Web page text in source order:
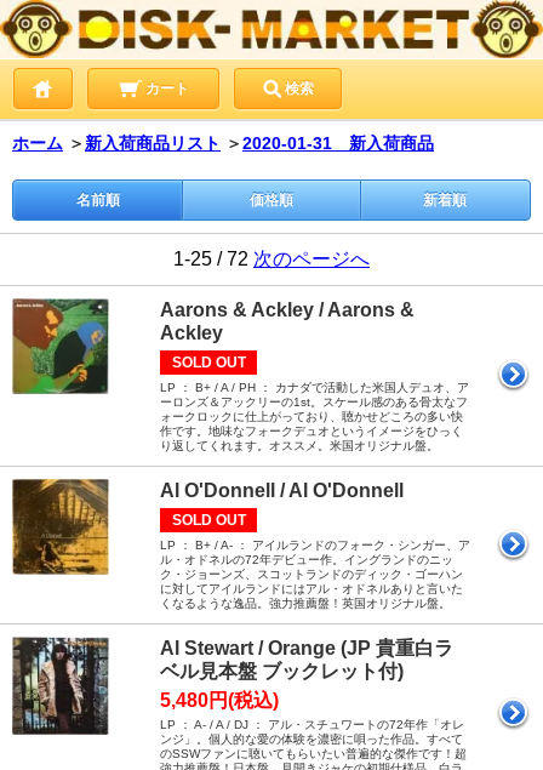
カート 検索
ホーム ＞ 新入荷商品リスト ＞2020-01-31 新入荷商品
名前順 価格順 新着順
1-25 / 72 次のページへ
Aarons & Ackley / Aarons &
Ackley
SOLD OUT
LP ： B+ / A / PH ： カナダで活動した米国人デュオ、ア
ーロンズ＆アックリーの1st。スケール感のある骨太なフ
ォークロックに仕上がっており、聴かせどころの多い快
作です。地味なフォークデュオというイメージをひっく
り返してくれます。オススメ。米国オリジナル盤。
Al O'Donnell / Al O'Donnell
SOLD OUT
LP ： B+ / A- ： アイルランドのフォーク・シンガー、ア
ル・オドネルの72年デビュー作。イングランドのニッ
ク・ジョーンズ、スコットランドのディック・ゴーハン
に対してアイルランドにはアル・オドネルありと言いた
くなるような逸品。強力推薦盤！英国オリジナル盤。
Al Stewart / Orange (JP 貴重白ラ
ベル見本盤 ブックレット付)
5,480円(税込)
LP ： A- / A / DJ ： アル・スチュワートの72年作「オレ
ンジ」。個人的な愛の体験を濃密に唄った作品。すべて
のSSWファンに聴いてもらいたい普遍的な傑作です！超